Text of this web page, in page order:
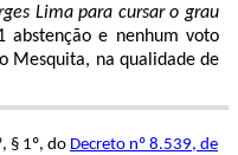
Lima para cursar o grau
abstenção e nenhum voto
Mesquita, na qualidade de
§ 1º, do Decreto nº 8.539, de